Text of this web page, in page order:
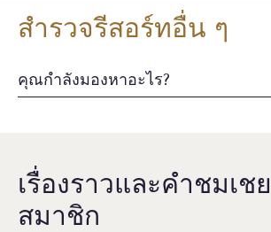
สำรวจรีสอร์ทอื่น ๆ
เรื่องราวและคําชมเช
สมาชิก